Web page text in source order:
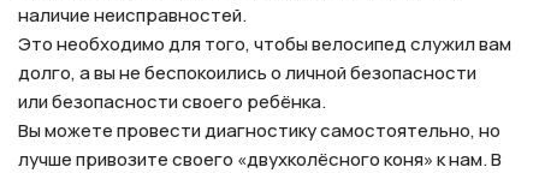
наличие неисправностей.
Это необходимо для того, чтобы велосипед служил вам
долго, а вы не беспокоились о личной безопасности
или безопасности своего ребёнка.
Вы можете провести диагностику самостоятельно, но
лучше привозите своего «двухколёсного коня» к нам. В